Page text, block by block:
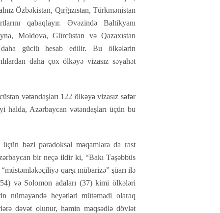
Özbəkistan, Qırğızıstan, Türkmənistan
qabaqlayır. Əvəzində Baltikyanı
Moldova, Gürcüstan və Qazaxıstan
daha güclü hesab edilir. Bu ölkələrin
daha çox ölkəyə vizasız səyahət
vətəndaşları 122 ölkəyə vizasız səfər
halda, Azərbaycan vətəndaşları üçün bu
üçün bəzi paradoksal məqamlara da rast
bir neçə ildir ki, “Bakı Təşəbbüs
qarşı mübarizə” şüarı ilə
və Solomon adaları (37) kimi ölkələri
nümayəndə heyətləri mütəmadi olaraq
dəvət olunur, həmin məqsədlə dövlət